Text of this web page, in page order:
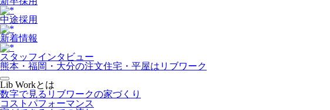
中途採用
新着情報
スタッフインタビュー
熊本・福岡・大分の注文住宅・平屋はリブワーク
Lib Workとは
数字で見るリブワークの家づくり
コストパフォーマンス